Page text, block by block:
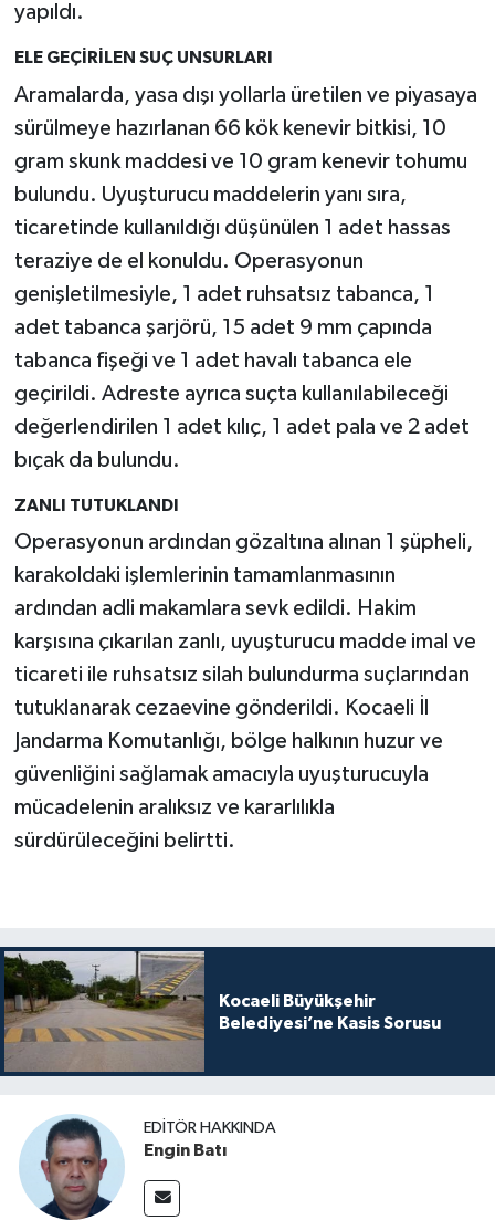
yapıldı.
ELE GEÇİRİLEN SUÇ UNSURLARI
Aramalarda, yasa dışı yollarla üretilen ve piyasaya
sürülmeye hazırlanan 66 kök kenevir bitkisi, 10
gram skunk maddesi ve 10 gram kenevir tohumu
bulundu. Uyuşturucu maddelerin yanı sıra,
ticaretinde kullanıldığı düşünülen 1 adet hassas
teraziye de el konuldu. Operasyonun
genişletilmesiyle, 1 adet ruhsatsız tabanca, 1
adet tabanca şarjörü, 15 adet 9 mm çapında
tabanca fişeği ve 1 adet havalı tabanca ele
geçirildi. Adreste ayrıca suçta kullanılabileceği
değerlendirilen 1 adet kılıç, 1 adet pala ve 2 adet
bıçak da bulundu.
ZANLI TUTUKLANDI
Operasyonun ardından gözaltına alınan 1 şüpheli,
karakoldaki işlemlerinin tamamlanmasının
ardından adli makamlara sevk edildi. Hakim
karşısına çıkarılan zanlı, uyuşturucu madde imal ve
ticareti ile ruhsatsız silah bulundurma suçlarından
tutuklanarak cezaevine gönderildi. Kocaeli İl
Jandarma Komutanlığı, bölge halkının huzur ve
güvenliğini sağlamak amacıyla uyuşturucuyla
mücadelenin aralıksız ve kararlılıkla
sürdürüleceğini belirtti.
Kocaeli Büyükşehir
Belediyesi’ne Kasis Sorusu
EDITÖR HAKKINDA
Engin Batı